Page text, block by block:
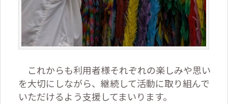
これからも利用者様それぞれの楽しみや思い
を大切にしながら、継続して活動に取り組んで
いただけるよう支援してまいります。